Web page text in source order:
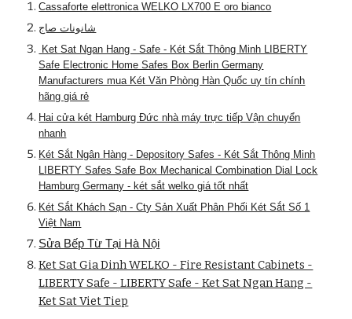
Cassaforte elettronica WELKO LX700 E oro bianco
شانونات صاج
Ket Sat Ngan Hang - Safe - Két Sắt Thông Minh LIBERTY
Safe Electronic Home Safes Box Berlin Germany
Manufacturers mua Két Văn Phòng Hàn Quốc uy tín chính
hãng giá rẻ
Hai cửa két Hamburg Đức nhà máy trực tiếp Vận chuyển
nhanh
Két Sắt Ngân Hàng - Depository Safes - Két Sắt Thông Minh
LIBERTY Safes Safe Box Mechanical Combination Dial Lock
Hamburg Germany - két sắt welko giá tốt nhất
Két Sắt Khách Sạn - Cty Sản Xuất Phân Phối Két Sắt Số 1
Việt Nam
Sửa Bếp Từ Tại Hà Nội
Ket Sat Gia Dinh WELKO - Fire Resistant Cabinets -
LIBERTY Safe - LIBERTY Safe - Ket Sat Ngan Hang -
Ket Sat Viet Tiep